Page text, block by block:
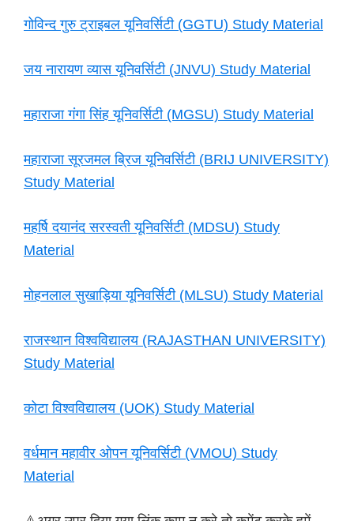
गोविन्द गुरु ट्राइबल यूनिवर्सिटी (GGTU) Study Material
जय नारायण व्यास यूनिवर्सिटी (JNVU) Study Material
महाराजा गंगा सिंह यूनिवर्सिटी (MGSU) Study Material
महाराजा सूरजमल ब्रिज यूनिवर्सिटी (BRIJ UNIVERSITY)
Study Material
महर्षि दयानंद सरस्वती यूनिवर्सिटी (MDSU) Study
Material
मोहनलाल सुखाड़िया यूनिवर्सिटी (MLSU) Study Material
राजस्थान विश्वविद्यालय (RAJASTHAN UNIVERSITY)
Study Material
कोटा विश्वविद्यालय (UOK) Study Material
वर्धमान महावीर ओपन यूनिवर्सिटी (VMOU) Study
Material